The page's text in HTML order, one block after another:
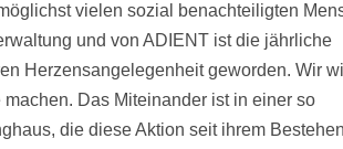
vielen sozial benachteiligten
und von ADIENT ist die jährliche
Herzensangelegenheit geworden. Wir
Das Miteinander ist in einer so
die diese Aktion seit ihrem